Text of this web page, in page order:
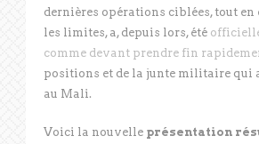
dernières opérations ciblées, tout
les limites, a, depuis lors, été
comme devant prendre fin
positions et de la junte militaire qui
au Mali.
Voici la nouvelle présentation